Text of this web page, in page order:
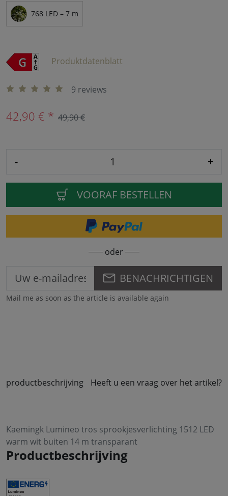
768 LED – 7 m
Produktdatenblatt
9 reviews
42,90 € * 49,90 €
- +
VOORAF BESTELLEN
oder
BENACHRICHTIGEN
Mail me as soon as the article is available again
productbeschrijving Heeft u een vraag over het artikel?
Kaemingk Lumineo tros sprookjesverlichting 1512 LED
warm wit buiten 14 m transparant
Productbeschrijving